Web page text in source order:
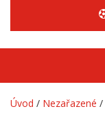
Úvod / Nezařazené /